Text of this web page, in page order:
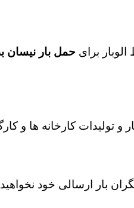
برای حمل بار نیسان
بار و تولیدات کارخانه ها و
بار ارسالی خود